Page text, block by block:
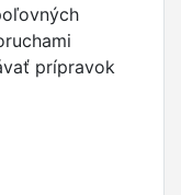
prípravok